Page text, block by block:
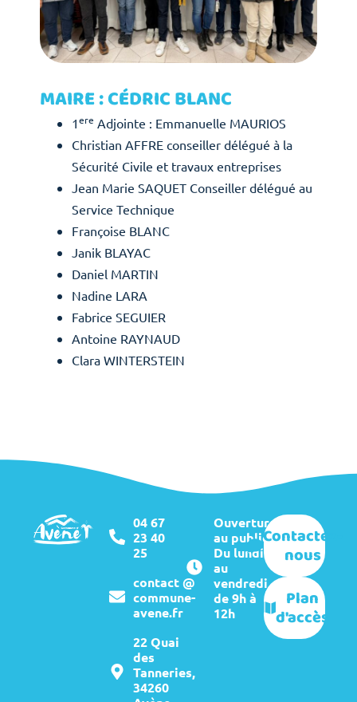
MAIRE : CÉDRIC BLANC
1ere Adjointe : Emmanuelle MAURIOS
Christian AFFRE conseiller délégué à la
Sécurité Civile et travaux entreprises
Jean Marie SAQUET Conseiller délégué au
Service Technique
Françoise BLANC
Janik BLAYAC
Daniel MARTIN
Nadine LARA
Fabrice SEGUIER
Antoine RAYNAUD
Clara WINTERSTEIN
04 67
23 40
25
contact @
commune-
avene.fr
22 Quai
des
Tanneries,
34260
Ouverture
au public :
Du lundi
au
vendredi
de 9h à
12h
Contactez-
nous
Plan
d'accès